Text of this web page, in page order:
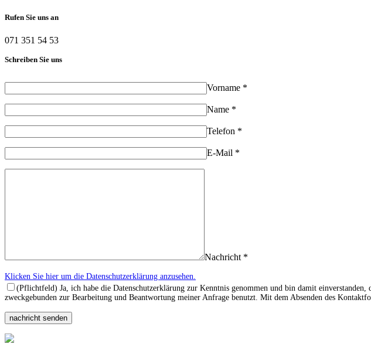
Rufen Sie uns an
071 351 54 53
Schreiben Sie uns
Vorname *
Name *
Telefon *
E-Mail *
Nachricht *
Klicken Sie hier um die Datenschutzerklärung anzusehen.
(Pflichtfeld) Ja, ich habe die Datenschutzerklärung zur Kenntnis genommen und bin damit
zweckgebunden zur Bearbeitung und Beantwortung meiner Anfrage benutzt. Mit dem Absenden des